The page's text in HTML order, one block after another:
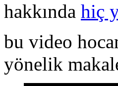
hakkında hiç
bu video
yönelik